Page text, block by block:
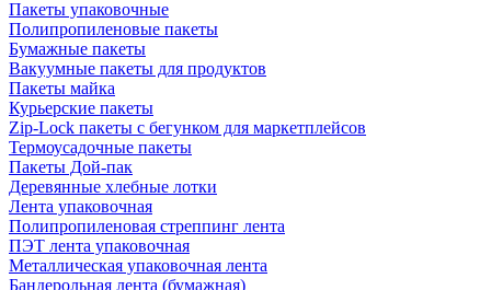
Пакеты упаковочные
Полипропиленовые пакеты
Бумажные пакеты
Вакуумные пакеты для продуктов
Пакеты майка
Курьерские пакеты
Zip-Lock пакеты с бегунком для маркетплейсов
Термоусадочные пакеты
Пакеты Дой-пак
Деревянные хлебные лотки
Лента упаковочная
Полипропиленовая стреппинг лента
ПЭТ лента упаковочная
Металлическая упаковочная лента
Бандерольная лента (бумажная)